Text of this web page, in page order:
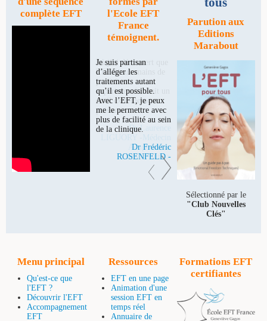
complète EFT
l'Ecole EFT
France
témoignent.
Je suis partisan
d’alléger les
traitements autant
qu’il est possible.
Avec l’EFT, je peux
me le permettre avec
plus de facilité au sein
de la clinique.
Dr Frédéric
ROSENFELD -
Médecin Psychiatre
lire la suite >
Parution aux
Editions
Marabout
Sélectionné par le
"Club Nouvelles
Clés"
Menu principal
Qu'est-ce que
l'EFT ?
Découvrir l'EFT
Accompagnement
EFT
Ressources
EFT en une page
Animation d'une
session EFT en
temps réel
Annuaire de
Formations EFT
certifiantes